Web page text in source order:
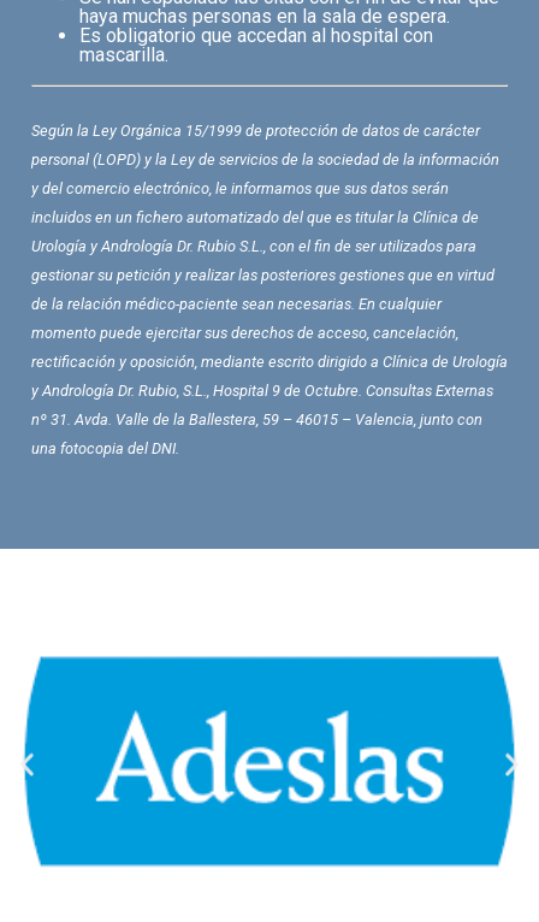
haya muchas personas en la sala de espera.
Es obligatorio que accedan al hospital con
mascarilla.
Según la Ley Orgánica 15/1999 de protección de datos de carácter
personal (LOPD) y la Ley de servicios de la sociedad de la información
y del comercio electrónico, le informamos que sus datos serán
incluidos en un fichero automatizado del que es titular la Clínica de
Urología y Andrología Dr. Rubio S.L., con el fin de ser utilizados para
gestionar su petición y realizar las posteriores gestiones que en virtud
de la relación médico-paciente sean necesarias. En cualquier
momento puede ejercitar sus derechos de acceso, cancelación,
rectificación y oposición, mediante escrito dirigido a Clínica de Urología
y Andrología Dr. Rubio, S.L., Hospital 9 de Octubre. Consultas Externas
nº 31. Avda. Valle de la Ballestera, 59 – 46015 – Valencia, junto con
una fotocopia del DNI.